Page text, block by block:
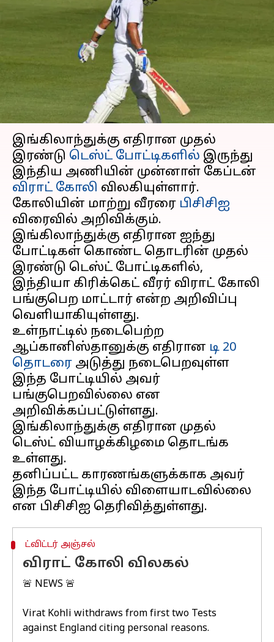
டெஸ்ட் போட்டிகளில்
விராட் கோலி
பங்கேற்கமாட்டார்: பிசிசிஐ
எழுதியவர் Venkatalakshmi V Jan 22, 2024
செய்தி முன்னோட்டம்
இங்கிலாந்துக்கு எதிரான முதல்
இரண்டு டெஸ்ட் போட்டிகளில் இருந்து
இந்திய அணியின் முன்னாள் கேப்டன்
விராட் கோலி விலகியுள்ளார்.
கோலியின் மாற்று வீரரை பிசிசிஐ
விரைவில் அறிவிக்கும்.
இங்கிலாந்துக்கு எதிரான ஐந்து
போட்டிகள் கொண்ட தொடரின் முதல்
இரண்டு டெஸ்ட் போட்டிகளில்,
இந்தியா கிரிக்கெட் வீரர் விராட் கோலி
பங்குபெற மாட்டார் என்ற அறிவிப்பு
வெளியாகியுள்ளது.
உள்நாட்டில் நடைபெற்ற
ஆப்கானிஸ்தானுக்கு எதிரான டி 20
தொடரை அடுத்து நடைபெறவுள்ள
இந்த போட்டியில் அவர்
பங்குபெறவில்லை என
அறிவிக்கப்பட்டுள்ளது.
இங்கிலாந்துக்கு எதிரான முதல்
டெஸ்ட் வியாழக்கிழமை தொடங்க
உள்ளது.
தனிப்பட்ட காரணங்களுக்காக அவர்
இந்த போட்டியில் விளையாடவில்லை
ட்விட்டர் அஞ்சல்
விராட் கோலி விலகல்
🚨 NEWS 🚨
Virat Kohli withdraws from first two Tests
against England citing personal reasons.